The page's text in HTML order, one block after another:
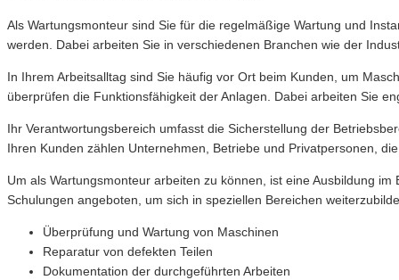
Als Wartungsmonteur sind Sie für die regelmäßige Wartung und
werden. Dabei arbeiten Sie in verschiedenen Branchen wie der
In Ihrem Arbeitsalltag sind Sie häufig vor Ort beim Kunden, um
überprüfen die Funktionsfähigkeit der Anlagen. Dabei arbeiten Sie
Ihr Verantwortungsbereich umfasst die Sicherstellung der
Ihren Kunden zählen Unternehmen, Betriebe und Privatpersonen,
Um als Wartungsmonteur arbeiten zu können, ist eine Ausbildung
Schulungen angeboten, um sich in speziellen Bereichen
Überprüfung und Wartung von Maschinen
Reparatur von defekten Teilen
Dokumentation der durchgeführten Arbeiten